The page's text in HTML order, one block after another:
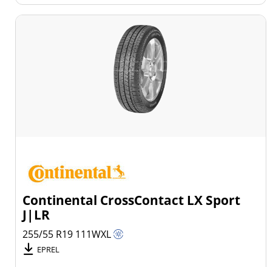
Continental CrossContact LX Sport
J|LR
255/55 R19 111WXL
EPREL